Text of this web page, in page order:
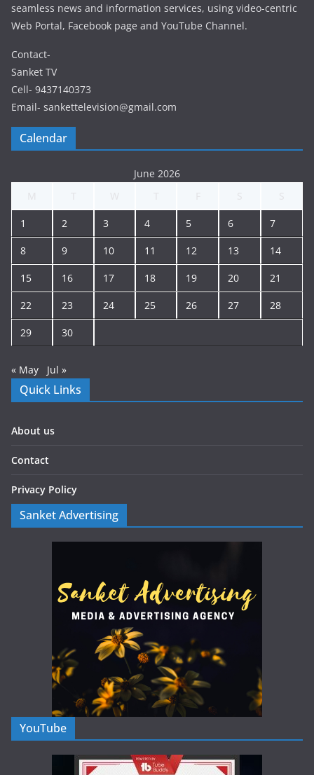
seamless news and information services, using video-centric
Web Portal, Facebook page and YouTube Channel.
Contact-
Sanket TV
Cell- 9437140373
Email- sankettelevision@gmail.com
Calendar
June 2026
1 2 3 4 5 6 7
8 9 10 11 12 13 14
15 16 17 18 19 20 21
22 23 24 25 26 27 28
29 30
« May Jul »
Quick Links
About us
Contact
Privacy Policy
Sanket Advertising
YouTube